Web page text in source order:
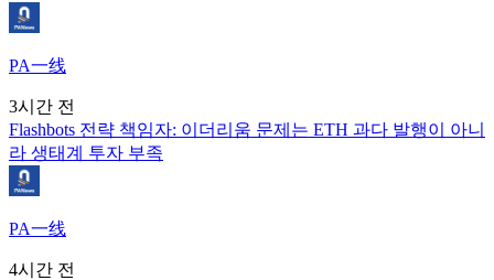
PA一线
3시간 전
Flashbots 전략 책임자: 이더리움 문제는 ETH 과다 발행이 아니
라 생태계 투자 부족
PA一线
4시간 전